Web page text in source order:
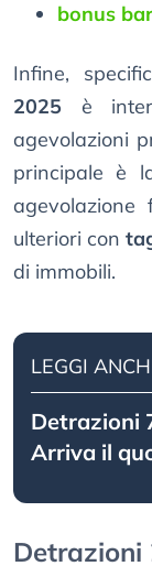
bonus
Infine,
2025 è
agevolazioni
principale è
ulteriori con
di immobili.
LEGGI
Detrazioni
Arriva il
Detrazioni